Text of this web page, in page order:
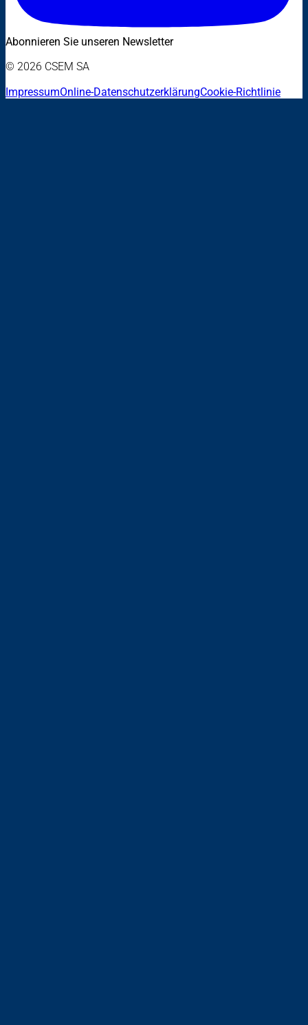
Abonnieren Sie unseren Newsletter
© 2026 CSEM SA
ImpressumOnline-DatenschutzerklärungCookie-Richtlinie